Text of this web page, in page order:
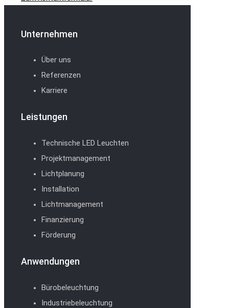
Unternehmen
Über uns
Referenzen
Karriere
Leistungen
Technische LED Leuchten
Projektmanagement
Lichtplanung
Installation
Lichtmanagement
Finanzierung
Förderung
Anwendungen
Bürobeleuchtung
Industriebeleuchtung